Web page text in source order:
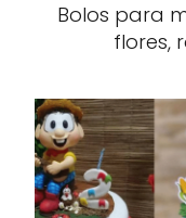
Bolos para
flores,